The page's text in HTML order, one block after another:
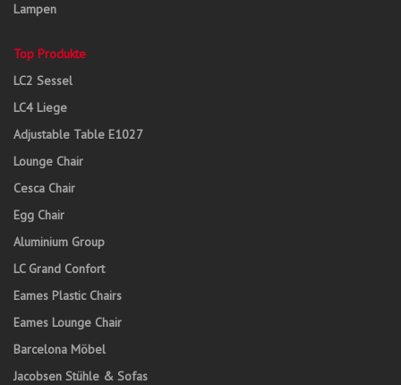
Lampen
Top Produkte
LC2 Sessel
LC4 Liege
Adjustable Table E1027
Lounge Chair
Cesca Chair
Egg Chair
Aluminium Group
LC Grand Confort
Eames Plastic Chairs
Eames Lounge Chair
Barcelona Möbel
Jacobsen Stühle & Sofas